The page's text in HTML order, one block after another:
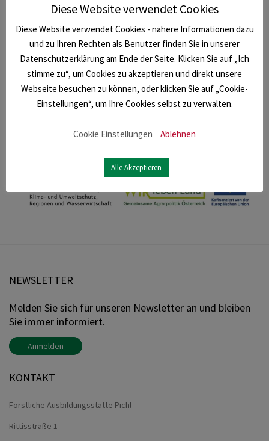
NEWSLETTER
Melden Sie sich für unseren Newsletter an und bleiben
Sie immer informiert.
Anmelden
KONTAKT
Forstliche Ausbildungsstätte Pichl
Rittisstraße 1
Diese Website verwendet Cookies
Diese Website verwendet Cookies - nähere Informationen dazu
und zu Ihren Rechten als Benutzer finden Sie in unserer
Datenschutzerklärung am Ende der Seite. Klicken Sie auf „Ich
stimme zu“, um Cookies zu akzeptieren und direkt unsere
Webseite besuchen zu können, oder klicken Sie auf „Cookie-
Einstellungen“, um Ihre Cookies selbst zu verwalten.
Cookie Einstellungen Ablehnen
Alle Akzeptieren